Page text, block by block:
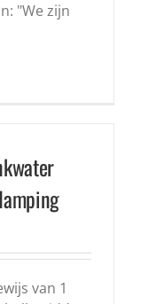
"We zijn
van 1